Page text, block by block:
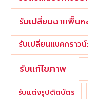
รับเปลี่ยนฉากพื้น
รับเปลี่ยนแบคกราว
รับแก้ไขภาพ
รับแต่งรูปติดบัตร